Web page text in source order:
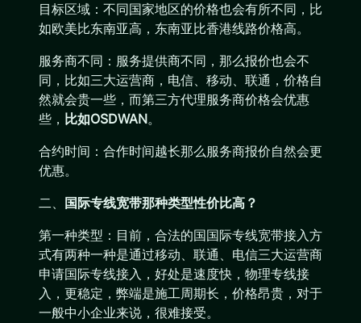
目标区域：不同国家地区的价格也会有所不同，比
如欧美比东南亚高，东南亚比香港线路价格高。
服务商不同：服务提供商不同，那么报价也会不
同，比如三大运营商，电信、移动、联通，价格自
然就会贵一些，而第三方代理服务商价格会优惠
些， 比如OSDWAN。
合约时间：合作时间越长那么服务商报价自然会更
优惠。
二、
国际专线宽带那种类型性价比高？
第一种类型：目前，合法的国国际专线宽带接入方
式有两种一种是通过移动、联通、电信三大运营商
申请国际专线接入，好处是速度快，物理专线接
入，更稳定，弊端是施工周期长，价格昂贵，对于
一般中小企业来说，很难接受。